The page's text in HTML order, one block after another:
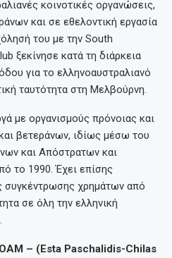
κοινοτικές οργανώσεις,
και σε εθελοντική εργασία
του με την South
ξεκίνησε κατά τη διάρκεια
για το ελληνοαυστραλιανό
ταυτότητα στη Μελβούρνη.
με οργανισμούς πρόνοιας και
βετεράνων, ιδίως μέσω του
και Απόστρατων και
το 1990. Έχει επίσης
συγκέντρωσης χρημάτων από
σε όλη την ελληνική
– (Esta Paschalidis-Chilas